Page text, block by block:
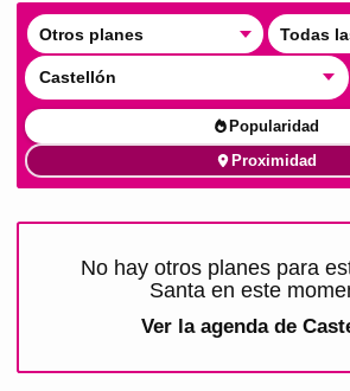
Otros planes Todas
Castellón
Popularidad
Proximidad
No hay otros planes para
Santa en este
Ver la agenda de